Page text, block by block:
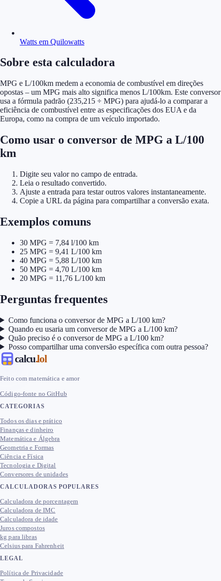
Watts em Quilowatts
Sobre esta calculadora
MPG e L/100km medem a economia de combustível em direções
opostas – um MPG mais alto significa menos L/100km. Este conversor
usa a fórmula padrão (235,215 ÷ MPG) para ajudá-lo a comparar a
eficiência de combustível entre as especificações dos EUA e da
Europa, como na compra de um veículo importado.
Como usar o conversor de MPG a L/100
km
Digite seu valor no campo de entrada.
Leia o resultado convertido.
Ajuste a entrada para testar outros valores instantaneamente.
Copie a URL da página para compartilhar a conversão exata.
Exemplos comuns
30 MPG = 7,84 l/100 km
25 MPG = 9,41 L/100 km
40 MPG = 5,88 L/100 km
50 MPG = 4,70 L/100 km
20 MPG = 11,76 L/100 km
Perguntas frequentes
Como funciona o conversor de MPG a L/100 km?
Quando eu usaria um conversor de MPG a L/100 km?
Quão preciso é o conversor de MPG a L/100 km?
Posso compartilhar uma conversão específica com outra pessoa?
calcu.lol
Feito com matemática e amor
Código-fonte no GitHub
CATEGORIAS
Todos os dias e prático
Finanças e dinheiro
Matemática e Álgebra
Geometria e Formas
Ciência e Física
Tecnologia e Digital
Conversores de unidades
CALCULADORAS POPULARES
Calculadora de porcentagem
Calculadora de IMC
Calculadora de idade
Juros compostos
kg para libras
Celsius para Fahrenheit
LEGAL
Política de Privacidade